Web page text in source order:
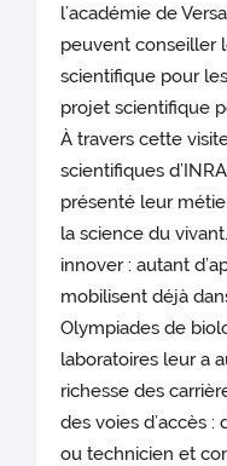
l’académie de
peuvent conseiller
scientifique pour
projet scientifique
À travers cette
scientifiques
présenté leur
la science du
innover : autant
mobilisent déjà
Olympiades de
laboratoires leur a
richesse des
des voies d’accès
ou technicien et